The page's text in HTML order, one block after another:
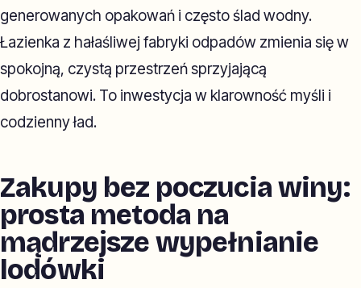
generowanych opakowań i często ślad wodny.
Łazienka z hałaśliwej fabryki odpadów zmienia się w
spokojną, czystą przestrzeń sprzyjającą
dobrostanowi. To inwestycja w klarowność myśli i
codzienny ład.
Zakupy bez poczucia winy:
prosta metoda na
mądrzejsze wypełnianie
lodówki